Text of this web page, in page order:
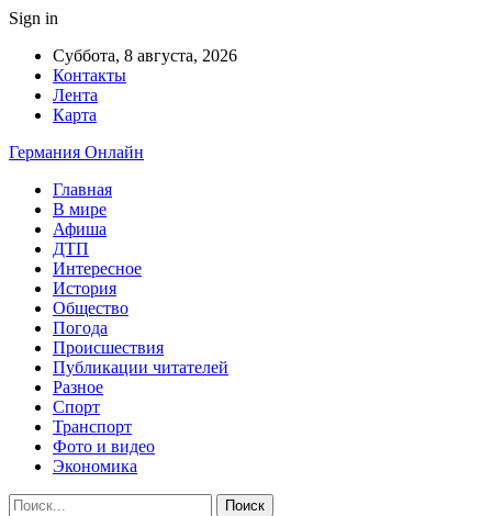
Sign in
Суббота, 8 августа, 2026
Контакты
Лента
Карта
Германия Онлайн
Главная
В мире
Афиша
ДТП
Интересное
История
Общество
Погода
Происшествия
Публикации читателей
Разное
Спорт
Транспорт
Фото и видео
Экономика